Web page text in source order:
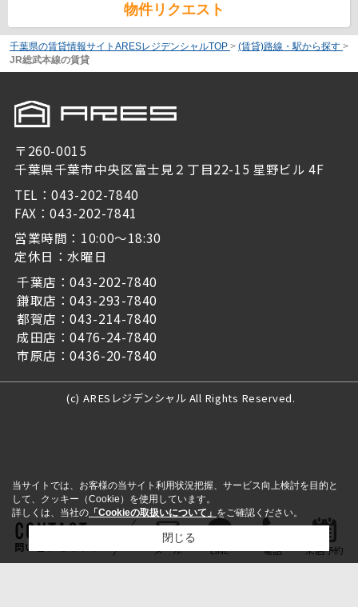
物件リクエスト
千葉県の賃貸情報サイトARESレジデンシャルTOP > (賃貸)路線・駅から探す >
JR総武本線の賃貸
〒260-0015
千葉県千葉市中央区富士見２丁目22-15 星野ビル 4F
TEL：043-202-7840
FAX：043-202-7841
営業時間：10:00～18:30
定休日：水曜日
千葉店：043-202-7840
鎌取店：043-293-7840
都賀店：043-214-7840
成田店：0476-24-7840
市原店：0436-20-7840
(c) ARESレジデンシャル All Rights Reserved.
問い合わせをする メール LINE 電話 来店予約
当サイトでは、お客様の当サイト利用状況把握、サービス向上検討を目的と
して、クッキー（Cookie）を使用しています。
詳しくは、当社の 「Cookieの取扱いについて」 をご確認ください。
閉じる